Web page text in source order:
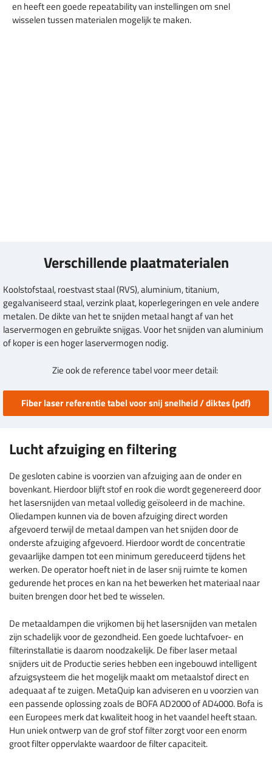
en heeft een goede repeatability van instellingen om snel
wisselen tussen materialen mogelijk te maken.
Verschillende plaatmaterialen
Koolstofstaal, roestvast staal (RVS), aluminium, titanium,
gegalvaniseerd staal, verzink plaat, koperlegeringen en vele andere
metalen. De dikte van het te snijden metaal hangt af van het
laservermogen en gebruikte snijgas. Voor het snijden van aluminium
of koper is een hoger laservermogen nodig.
Zie ook de reference tabel voor meer detail:
Fiber laser referentie tabel voor snij snelheid / diktes (pdf)
Lucht afzuiging en filtering
De gesloten cabine is voorzien van afzuiging aan de onder en
bovenkant. Hierdoor blijft stof en rook die wordt gegenereerd door
het lasersnijden van metaal volledig geïsoleerd in de machine.
Oliedampen kunnen via de boven afzuiging direct worden
afgevoerd terwijl de metaal dampen van het snijden door de
onderste afzuiging afgevoerd. Hierdoor wordt de concentratie
gevaarlijke dampen tot een minimum gereduceerd tijdens het
werken. De operator hoeft niet in de laser snij ruimte te komen
gedurende het proces en kan na het bewerken het materiaal naar
buiten brengen door het bed te wisselen.
De metaaldampen die vrijkomen bij het lasersnijden van metalen
zijn schadelijk voor de gezondheid. Een goede luchtafvoer- en
filterinstallatie is daarom noodzakelijk. De fiber laser metaal
snijders uit de Productie series hebben een ingebouwd intelligent
afzuigsysteem die het mogelijk maakt om metaalstof direct en
adequaat af te zuigen. MetaQuip kan adviseren en u voorzien van
een passende oplossing zoals de BOFA AD2000 of AD4000. Bofa is
een Europees merk dat kwaliteit hoog in het vaandel heeft staan.
Hun uniek ontwerp van de grof stof filter zorgt voor een enorm
groot filter oppervlakte waardoor de filter capaciteit.